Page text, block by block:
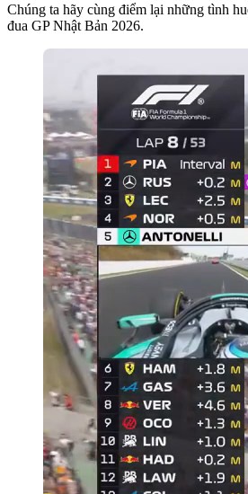
Chúng ta hãy cùng điểm lại những tình
đua GP Nhật Bản 2026.